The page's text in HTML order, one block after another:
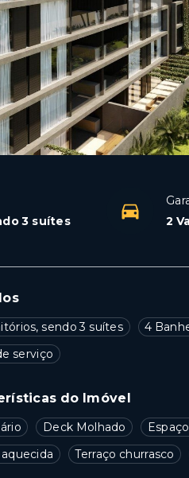
3 suítes
2
sendo 3 suítes 4
serviço
do Imóvel
Deck Molhado
Terraço churrasco